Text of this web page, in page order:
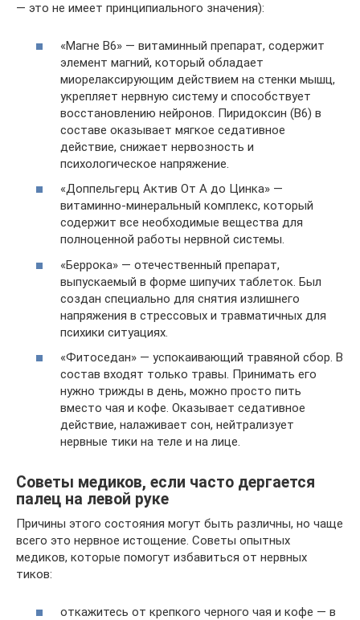
— это не имеет принципиального значения):
«Магне В6» — витаминный препарат, содержит
элемент магний, который обладает
миорелаксирующим действием на стенки мышц,
укрепляет нервную систему и способствует
восстановлению нейронов. Пиридоксин (В6) в
составе оказывает мягкое седативное
действие, снижает нервозность и
психологическое напряжение.
«Доппельгерц Актив От А до Цинка» —
витаминно-минеральный комплекс, который
содержит все необходимые вещества для
полноценной работы нервной системы.
«Беррока» — отечественный препарат,
выпускаемый в форме шипучих таблеток. Был
создан специально для снятия излишнего
напряжения в стрессовых и травматичных для
психики ситуациях.
«Фитоседан» — успокаивающий травяной сбор. В
состав входят только травы. Принимать его
нужно трижды в день, можно просто пить
вместо чая и кофе. Оказывает седативное
действие, налаживает сон, нейтрализует
нервные тики на теле и на лице.
Советы медиков, если часто дергается
палец на левой руке
Причины этого состояния могут быть различны, но чаще
всего это нервное истощение. Советы опытных
медиков, которые помогут избавиться от нервных
тиков:
откажитесь от крепкого черного чая и кофе — в